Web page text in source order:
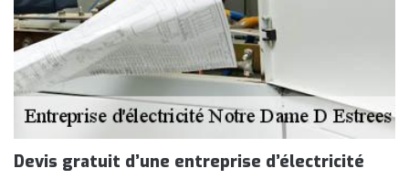
Devis gratuit d’une entreprise d’électricité